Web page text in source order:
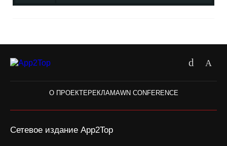
О ПРОЕКТЕРЕКЛАМАWN CONFERENCE
Сетевое издание App2Top